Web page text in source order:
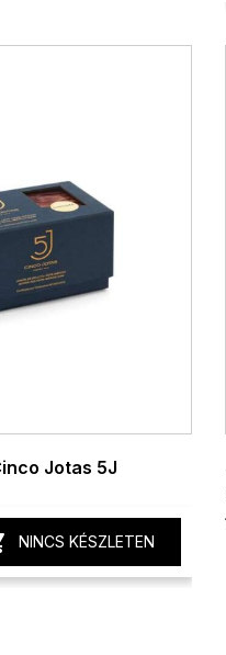
Jotas 5J
NINCS KÉSZLETEN